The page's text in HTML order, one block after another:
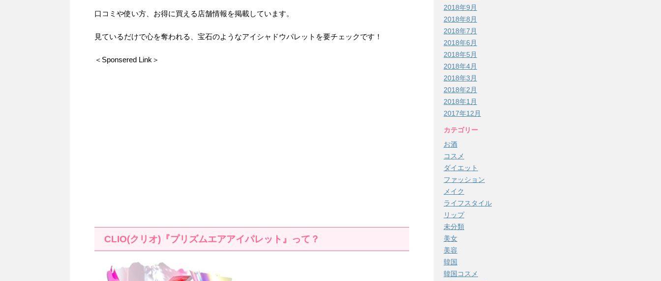
口コミや使い方、お得に買える店舗情報を掲載しています。
見ているだけで心を奪われる、宝石のようなアイシャドウパレットを要チェックです！
＜Sponsered Link＞
CLIO(クリオ) 『プリズムエアアイパレット』って？
2018年9月
2018年8月
2018年7月
2018年6月
2018年5月
2018年4月
2018年3月
2018年2月
2018年1月
2017年12月
カテゴリー
お酒
コスメ
ダイエット
ファッション
メイク
ライフスタイル
リップ
未分類
美女
美容
韓国
韓国コスメ